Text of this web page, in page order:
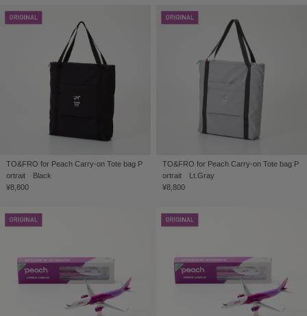
TO&FRO for Peach Carry-on Tote bag P
ortrait Black
¥8,800
TO&FRO for Peach Carry-on Tote bag P
ortrait Lt.Gray
¥8,800